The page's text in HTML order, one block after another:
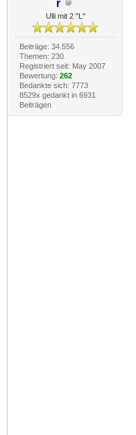
r
Ulli mit 2 "L"
Beiträge: 34.556
Themen: 230
Registriert seit: May 2007
Bewertung: 262
Bedankte sich: 7773
8529x gedankt in 6931
Beiträgen